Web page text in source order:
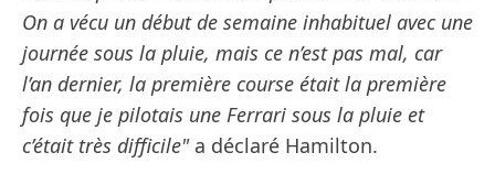
On a vécu un début de semaine inhabituel avec une
journée sous la pluie, mais ce n’est pas mal, car
l’an dernier, la première course était la première
fois que je pilotais une Ferrari sous la pluie et
c’était très difficile"a déclaré Hamilton.